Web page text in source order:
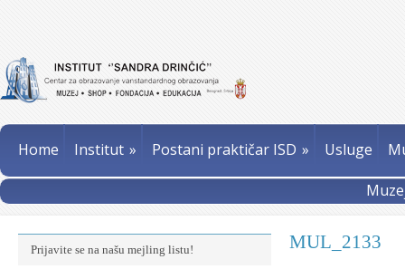
Home Institut » Postani praktičar ISD » Usluge
MUL_2133
Prijavite se na našu mejling listu!